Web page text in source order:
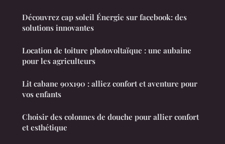
Découvrez cap soleil Énergie sur facebook: des
solutions innovantes
Location de toiture photovoltaïque : une aubaine
pour les agriculteurs
Lit cabane 90x190 : alliez confort et aventure pour
vos enfants
Choisir des colonnes de douche pour allier confort
et esthétique